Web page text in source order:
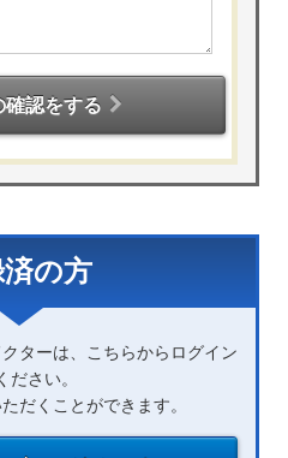
確認をする
の方
ターは、こちらからログイン
ださい。
だくことができます。